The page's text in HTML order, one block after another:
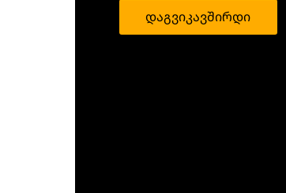
დაგვიკავშირდი